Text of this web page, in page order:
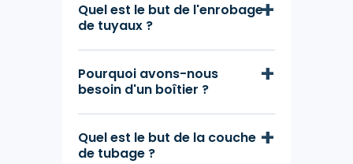
Quel est le but de l'enrobage
de tuyaux ?
Pourquoi avons-nous
besoin d'un boîtier ?
Quel est le but de la couche
de tubage ?